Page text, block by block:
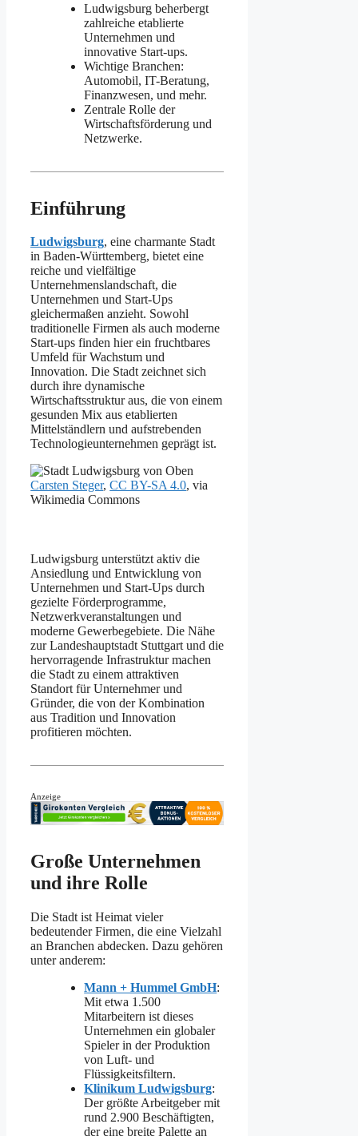
Ludwigsburg beherbergt
zahlreiche etablierte
Unternehmen und
innovative Start-ups.
Wichtige Branchen:
Automobil, IT-Beratung,
Finanzwesen, und mehr.
Zentrale Rolle der
Wirtschaftsförderung und
Netzwerke.
Einführung
Ludwigsburg, eine charmante Stadt
in Baden-Württemberg, bietet eine
reiche und vielfältige
Unternehmenslandschaft, die
Unternehmen und Start-Ups
gleichermaßen anzieht. Sowohl
traditionelle Firmen als auch moderne
Start-ups finden hier ein fruchtbares
Umfeld für Wachstum und
Innovation. Die Stadt zeichnet sich
durch ihre dynamische
Wirtschaftsstruktur aus, die von einem
gesunden Mix aus etablierten
Mittelständlern und aufstrebenden
Technologieunternehmen geprägt ist.
Carsten Steger,CC BY-SA 4.0, via
Wikimedia Commons
Ludwigsburg unterstützt aktiv die
Ansiedlung und Entwicklung von
Unternehmen und Start-Ups durch
gezielte Förderprogramme,
Netzwerkveranstaltungen und
moderne Gewerbegebiete. Die Nähe
zur Landeshauptstadt Stuttgart und die
hervorragende Infrastruktur machen
die Stadt zu einem attraktiven
Standort für Unternehmer und
Gründer, die von der Kombination
aus Tradition und Innovation
profitieren möchten.
Anzeige
Große Unternehmen
und ihre Rolle
Die Stadt ist Heimat vieler
bedeutender Firmen, die eine Vielzahl
an Branchen abdecken. Dazu gehören
unter anderem:
Mann + Hummel GmbH:
Mit etwa 1.500
Mitarbeitern ist dieses
Unternehmen ein globaler
Spieler in der Produktion
von Luft- und
Flüssigkeitsfiltern.
Klinikum Ludwigsburg:
Der größte Arbeitgeber mit
rund 2.900 Beschäftigten,
der eine breite Palette an